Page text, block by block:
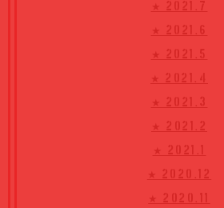
★ 2021.7
★ 2021.6
★ 2021.5
★ 2021.4
★ 2021.3
★ 2021.2
★ 2021.1
★ 2020.12
★ 2020.11